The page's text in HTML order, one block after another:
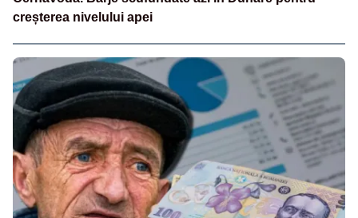
creșterea nivelului apei